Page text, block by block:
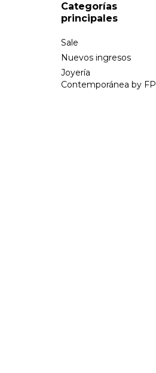
Categorías
principales
Sale
Nuevos ingresos
Joyería
Contemporánea by FP